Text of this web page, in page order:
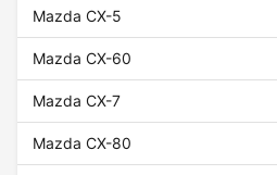
Mazda CX-5
Mazda CX-60
Mazda CX-7
Mazda CX-80